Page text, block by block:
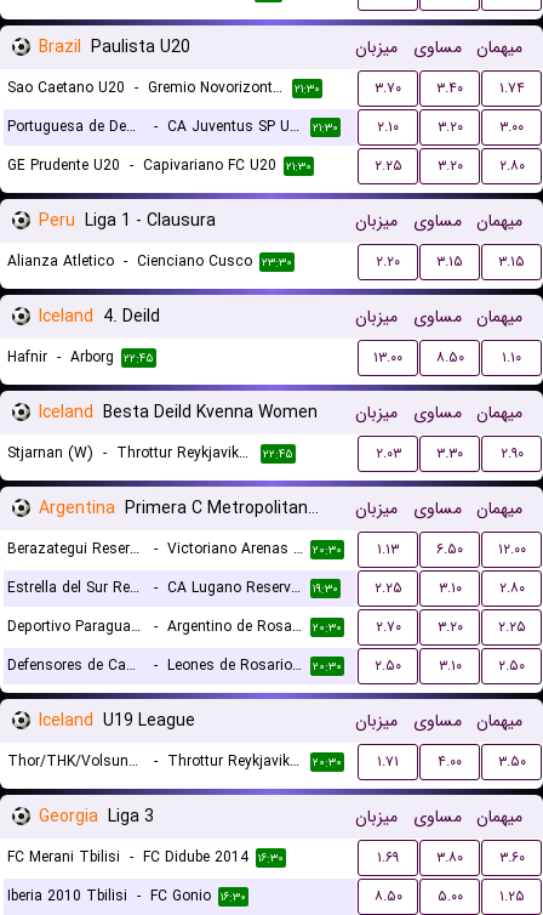
Brazil Paulista U20 میزبان مساوی میهمان
Sao Caetano U20 - Gremio Novorizontino U20 ۲۱:۳۰ ۳.۷۰ ۳.۴۰
۱.۷۴
Portuguesa de Desportos U20
- CA Juventus SP U20 ۲۱:۳۰ ۲.۱۰ ۳.۲۰
۳.۰۰
GE Prudente U20 - Capivariano FC U20 ۲۱:۳۰ ۲.۲۵ ۳.۲۰ ۲.۸۰
Peru Liga 1 - Clausura میزبان مساوی میهمان
Alianza Atletico - Cienciano Cusco ۲۳:۳۰ ۲.۲۰ ۳.۱۵ ۳.۱۵
Iceland 4. Deild میزبان مساوی میهمان
Hafnir - Arborg ۲۲:۴۵ ۱۳.۰۰ ۸.۵۰ ۱.۱۰
Iceland Besta Deild Kvenna Women میزبان مساوی میهمان
Stjarnan (W) - Throttur Reykjavik (W) ۲۲:۴۵ ۲.۰۳ ۳.۳۰ ۲.۹۰
Argentina Primera C Metropolitana Reserves میزبان مساوی میهمان
Berazategui Reserves - Victoriano Arenas Reserves ۲۰:۳۰ ۱.۱۳ ۶.۵۰
۱۲.۰۰
Estrella del Sur Reserves
- CA Lugano Reserves ۱۹:۳۰ ۲.۲۵ ۳.۱۰
۲.۸۰
Deportivo Paraguayo Reserves
- Argentino de Rosario Reserves ۲۰:۳۰ ۲.۷۰ ۳.۲۰
۲.۲۵
Defensores de Cambaceres Reserves
- Leones de Rosario Reserves ۲۰:۳۰ ۲.۵۰ ۳.۱۰ ۲.۵۰
Iceland U19 League میزبان مساوی میهمان
Thor/THK/Volsungur U19 - Throttur Reykjavik U19 ۲۰:۳۰ ۱.۷۱ ۴.۰۰ ۳.۵۰
Georgia Liga 3 میزبان مساوی میهمان
FC Merani Tbilisi - FC Didube 2014 ۱۶:۳۰ ۱.۶۹ ۳.۸۰
۳.۶۰
Iberia 2010 Tbilisi - FC Gonio ۱۶:۳۰ ۸.۵۰ ۵.۰۰
۱.۲۵